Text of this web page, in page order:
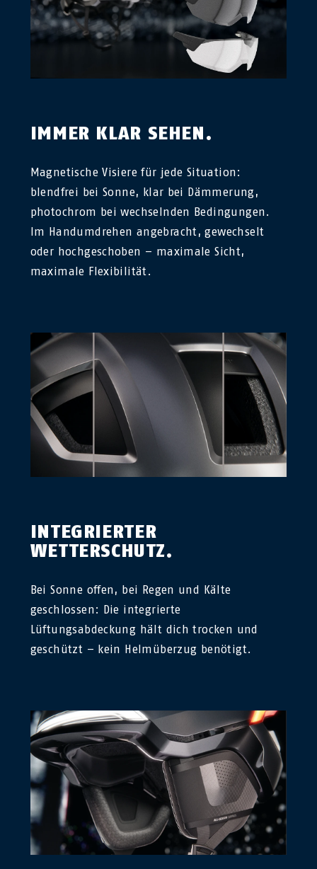
IMMER KLAR SEHEN.
Magnetische Visiere für jede Situation:
blendfrei bei Sonne, klar bei Dämmerung,
photochrom bei wechselnden Bedingungen.
Im Handumdrehen angebracht, gewechselt
oder hochgeschoben – maximale Sicht,
maximale Flexibilität.
INTEGRIERTER
WETTERSCHUTZ.
Bei Sonne offen, bei Regen und Kälte
geschlossen: Die integrierte
Lüftungsabdeckung hält dich trocken und
geschützt – kein Helmüberzug benötigt.